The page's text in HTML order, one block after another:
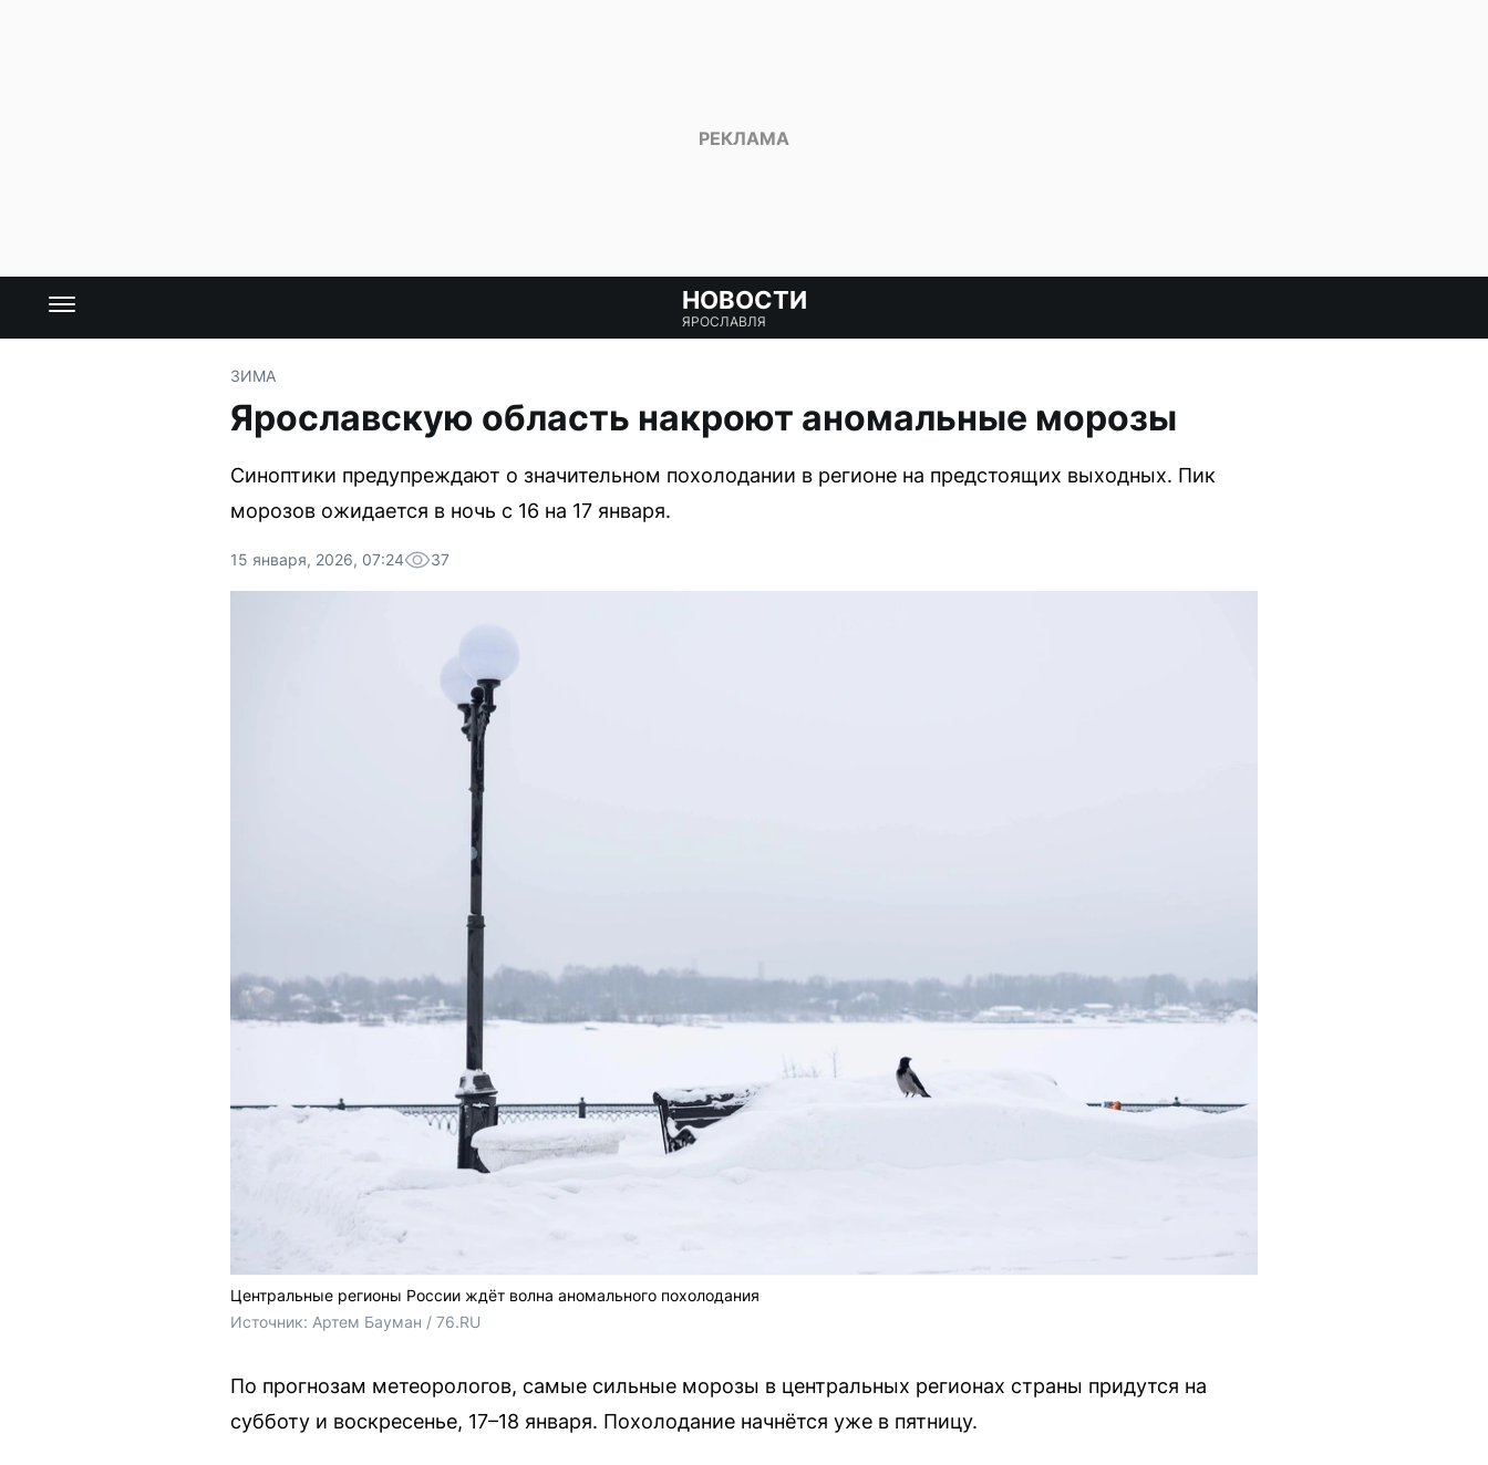
НОВОСТИ
ЯРОСЛАВЛЯ
ЗИМА
Ярославскую область накроют аномальные морозы
Синоптики предупреждают о значительном похолодании в регионе на предстоящих выходных. Пик
морозов ожидается в ночь с 16 на 17 января.
15 января, 2026, 07:24 37
Центральные регионы России ждёт волна аномального похолодания
Источник: Артем Бауман / 76.RU
По прогнозам метеорологов, самые сильные морозы в центральных регионах страны придутся на
субботу и воскресенье, 17–18 января. Похолодание начнётся уже в пятницу.